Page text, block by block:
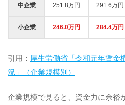
中企業 251.8万円 291.6万円
小企業 246.0万円 284.4万円
引用： 厚生労働省「令和元年賃金
況」（企業規模別）
企業規模で見ると、資金力に余裕